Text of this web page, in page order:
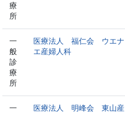
療
所
一
般
診
療
所
医療法人 福仁会 ウエナ
エ産婦人科
一
医療法人 明峰会 東山産